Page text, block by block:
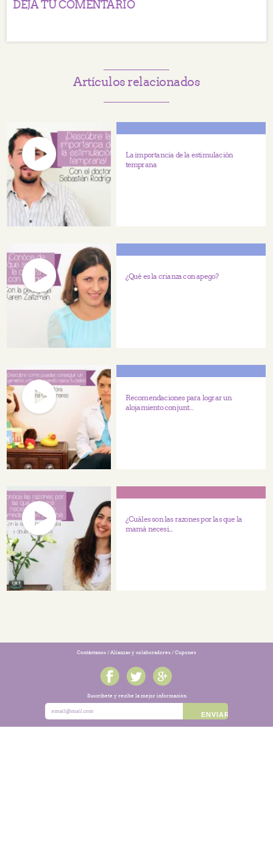
DEJA TU COMENTARIO
Artículos relacionados
La importancia de la estimulación
temprana
¿Qué es la crianza con apego?
Recomendaciones para lograr un
alojamiento conjunt...
¿Cuáles son las razones por las que la
mamá necesi...
Contáctanos / Alianzas y colaboradores / Cupones
Suscríbete y recibe la mejor información